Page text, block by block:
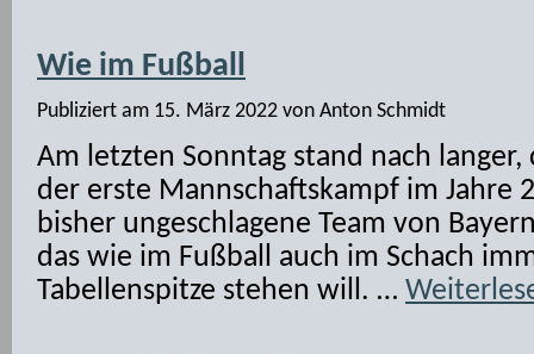
Wie im Fußball
Publiziert am 15. März 2022 von Anton Schmidt
Am letzten Sonntag stand nach
der erste Mannschaftskampf im Jahre
bisher ungeschlagene Team von
das wie im Fußball auch im Schach
Tabellenspitze stehen will. …